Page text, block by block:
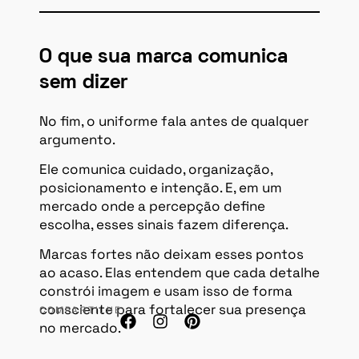
O que sua marca comunica
sem dizer
No fim, o uniforme fala antes de qualquer
argumento.
Ele comunica cuidado, organização,
posicionamento e intenção. E, em um
mercado onde a percepção define
escolha, esses sinais fazem diferença.
Marcas fortes não deixam esses pontos
ao acaso. Elas entendem que cada detalhe
constrói imagem e usam isso de forma
consciente para fortalecer sua presença
no mercado.
COMPARTILHE: